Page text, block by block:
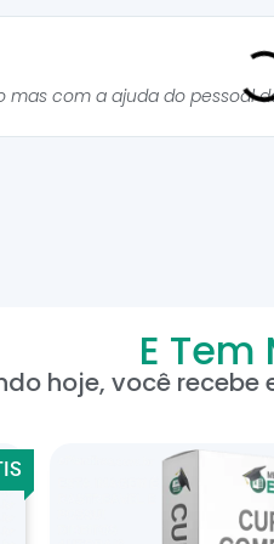
com a ajuda do pessoal
E Tem
hoje, você recebe